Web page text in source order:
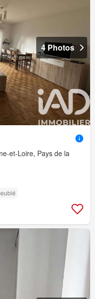
4 Photos
et-Loire, Pays de la